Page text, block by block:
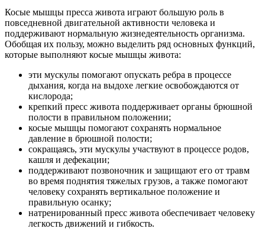
Косые мышцы пресса живота играют большую роль в
повседневной двигательной активности человека и
поддерживают нормальную жизнедеятельность организма.
Обобщая их пользу, можно выделить ряд основных функций,
которые выполняют косые мышцы живота:
эти мускулы помогают опускать ребра в процессе
дыхания, когда на выдохе легкие освобождаются от
кислорода;
крепкий пресс живота поддерживает органы брюшной
полости в правильном положении;
косые мышцы помогают сохранять нормальное
давление в брюшной полости;
сокращаясь, эти мускулы участвуют в процессе родов,
кашля и дефекации;
поддерживают позвоночник и защищают его от травм
во время поднятия тяжелых грузов, а также помогают
человеку сохранять вертикальное положение и
правильную осанку;
натренированный пресс живота обеспечивает человеку
легкость движений и гибкость.